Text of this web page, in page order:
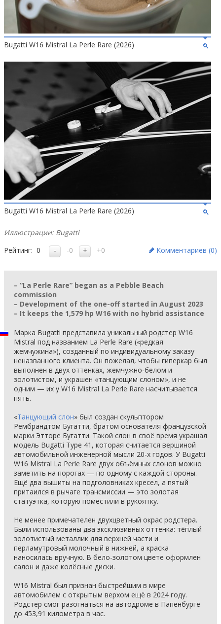
Bugatti W16 Mistral La Perle Rare (2026)
Bugatti W16 Mistral La Perle Rare (2026)
Иллюстрации: Bugatti
Рейтинг: 0 -0 +0 Комментариев (0)
– “La Perle Rare” began as a Pebble Beach
commission
– Development of the one-off started in August 2023
– It keeps the 1,579 hp W16 with no hybrid assistance
Марка Bugatti представила уникальный родстер W16
Mistral под названием La Perle Rare («редкая
жемчужина»), созданный по индивидуальному заказу
неназванного клиента. Он пожелал, чтобы гиперкар был
выполнен в двух оттенках, жемчужно-белом и
золотистом, и украшен «танцующим слоном», и не
одним — их у W16 Mistral La Perle Rare насчитывается
пять.
«Танцующий слон» был создан скульптором
Рембрандтом Бугатти, братом основателя французской
марки Этторе Бугатти. Такой слон в своё время украшал
модель Bugatti Type 41, которая считается вершиной
автомобильной инженерной мысли 20-х годов. У Bugatti
W16 Mistral La Perle Rare двух объёмных слонов можно
заметить на порогах — по одному с каждой стороны.
Ещё два вышиты на подголовниках кресел, а пятый
притаился в рычаге трансмиссии — это золотая
статуэтка, которую поместили в рукоятку.
Не менее примечателен двухцветный окрас родстера.
Были использованы два эксклюзивных оттенка: тёплый
золотистый металлик для верхней части и
перламутровый молочный в нижней, а краска
наносилась вручную. В бело-золотом цвете оформлен
салон и даже колёсные диски.
W16 Mistral был признан быстрейшим в мире
автомобилем с открытым верхом ещё в 2024 году.
Родстер смог разогнаться на автодроме в Папенбурге
до 453,91 километра в час.